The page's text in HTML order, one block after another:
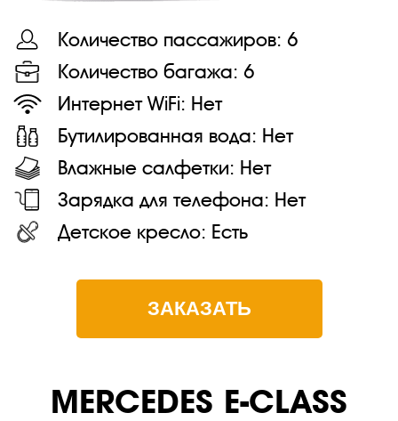
ЗАКАЗАТЬ
Количество пассажиров: 6
Количество багажа: 6
Интернет WiFi: Нет
Бутилированная вода: Нет
Влажные салфетки: Нет
Зарядка для телефона: Нет
Детское кресло: Есть
MERСEDES E-CLASS